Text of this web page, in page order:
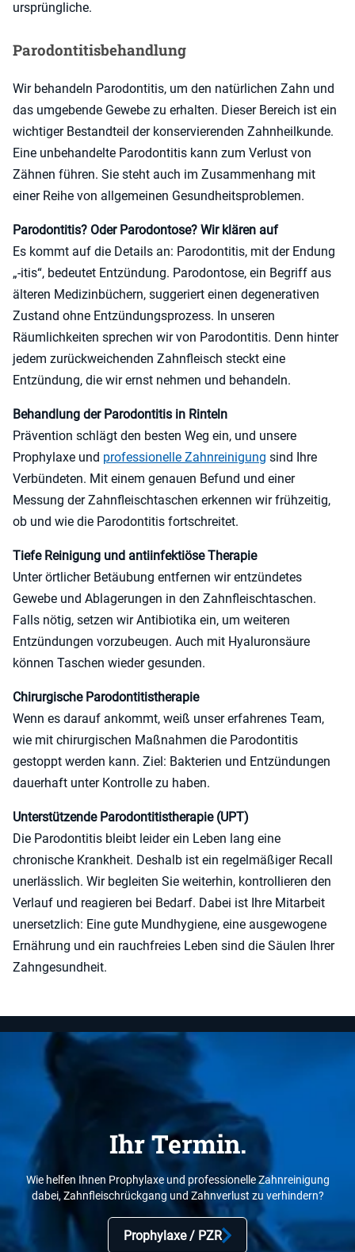
ursprüngliche.
Parodontitisbehandlung
Wir behandeln Parodontitis, um den natürlichen Zahn und
das umgebende Gewebe zu erhalten. Dieser Bereich ist ein
wichtiger Bestandteil der konservierenden Zahnheilkunde.
Eine unbehandelte Parodontitis kann zum Verlust von
Zähnen führen. Sie steht auch im Zusammenhang mit
einer Reihe von allgemeinen Gesundheitsproblemen.
Parodontitis? Oder Parodontose? Wir klären auf
Es kommt auf die Details an: Parodontitis, mit der Endung
„-itis“, bedeutet Entzündung. Parodontose, ein Begriff aus
älteren Medizinbüchern, suggeriert einen degenerativen
Zustand ohne Entzündungsprozess. In unseren
Räumlichkeiten sprechen wir von Parodontitis. Denn hinter
jedem zurückweichenden Zahnfleisch steckt eine
Entzündung, die wir ernst nehmen und behandeln.
Behandlung der Parodontitis in Rinteln
Prävention schlägt den besten Weg ein, und unsere
Prophylaxe und professionelle Zahnreinigung sind Ihre
Verbündeten. Mit einem genauen Befund und einer
Messung der Zahnfleischtaschen erkennen wir frühzeitig,
ob und wie die Parodontitis fortschreitet.
Tiefe Reinigung und antiinfektiöse Therapie
Unter örtlicher Betäubung entfernen wir entzündetes
Gewebe und Ablagerungen in den Zahnfleischtaschen.
Falls nötig, setzen wir Antibiotika ein, um weiteren
Entzündungen vorzubeugen. Auch mit Hyaluronsäure
können Taschen wieder gesunden.
Chirurgische Parodontitistherapie
Wenn es darauf ankommt, weiß unser erfahrenes Team,
wie mit chirurgischen Maßnahmen die Parodontitis
gestoppt werden kann. Ziel: Bakterien und Entzündungen
dauerhaft unter Kontrolle zu haben.
Unterstützende Parodontitistherapie (UPT)
Die Parodontitis bleibt leider ein Leben lang eine
chronische Krankheit. Deshalb ist ein regelmäßiger Recall
unerlässlich. Wir begleiten Sie weiterhin, kontrollieren den
Verlauf und reagieren bei Bedarf. Dabei ist Ihre Mitarbeit
unersetzlich: Eine gute Mundhygiene, eine ausgewogene
Ernährung und ein rauchfreies Leben sind die Säulen Ihrer
Zahngesundheit.
Ihr Termin.
Wie helfen Ihnen Prophylaxe und professionelle Zahnreinigung
dabei, Zahnfleischrückgang und Zahnverlust zu verhindern?
Prophylaxe / PZR